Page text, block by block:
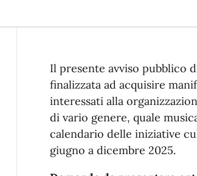
Descrizione
Il presente avviso pubblico
finalizzata ad acquisire
interessati alla
di vario genere, quale
calendario delle iniziative
giugno a dicembre 2025.